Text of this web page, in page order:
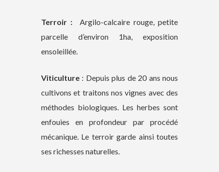
Terroir :
Argilo-calcaire rouge, petite
parcelle d’environ 1ha, exposition
ensoleillée.
Viticulture : Depuis plus de 20 ans nous
cultivons et traitons nos vignes avec des
méthodes biologiques. Les herbes sont
enfouies en profondeur par procédé
mécanique. Le terroir garde ainsi toutes
ses richesses naturelles.